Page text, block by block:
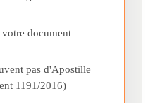
document
pas d'Apostille
1191/2016)